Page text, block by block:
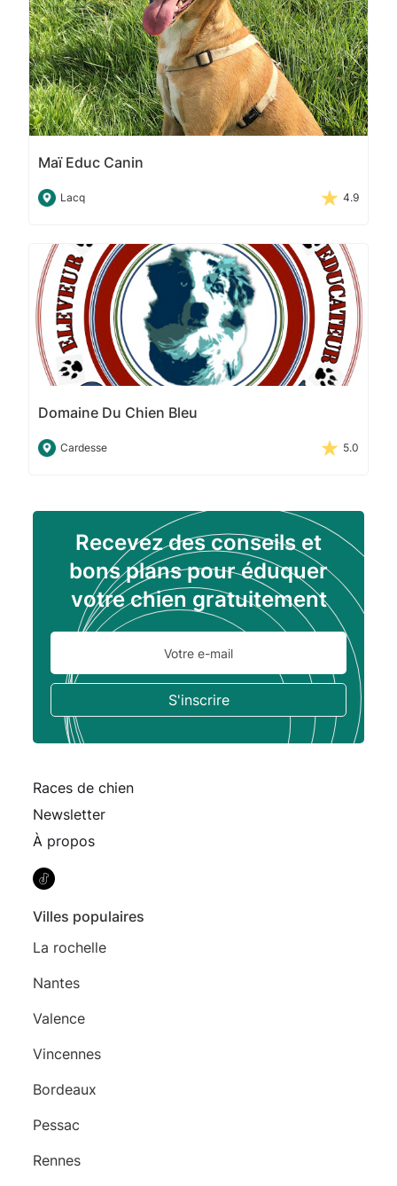
Maï Educ Canin
Lacq 4.9
Domaine Du Chien Bleu
Cardesse 5.0
Recevez des conseils et
bons plans pour éduquer
votre chien gratuitement
Races de chien
Newsletter
À propos
Villes populaires
La rochelle
Nantes
Valence
Vincennes
Bordeaux
Pessac
Rennes